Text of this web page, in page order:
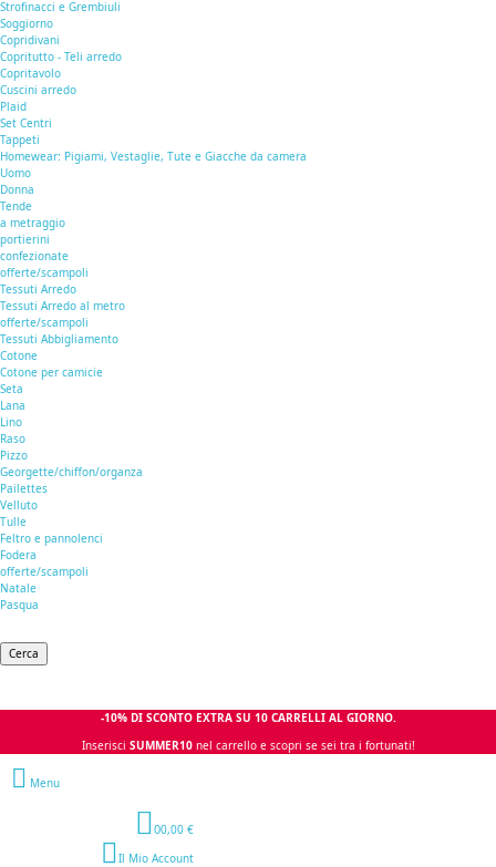
Strofinacci e Grembiuli
Soggiorno
Copridivani
Copritutto - Teli arredo
Copritavolo
Cuscini arredo
Plaid
Set Centri
Tappeti
Homewear: Pigiami, Vestaglie, Tute e Giacche da camera
Uomo
Donna
Tende
a metraggio
portierini
confezionate
offerte/scampoli
Tessuti Arredo
Tessuti Arredo al metro
offerte/scampoli
Tessuti Abbigliamento
Cotone
Cotone per camicie
Seta
Lana
Lino
Raso
Pizzo
Georgette/chiffon/organza
Pailettes
Velluto
Tulle
Feltro e pannolenci
Fodera
offerte/scampoli
Natale
Pasqua
Cerca
-10% DI SCONTO EXTRA SU 10 CARRELLI AL GIORNO.
Inserisci SUMMER10 nel carrello e scopri se sei tra i fortunati!
Menu
00,00 €
Il Mio Account